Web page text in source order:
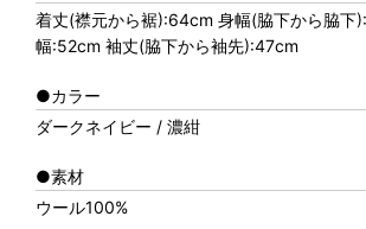
着丈(襟元から裾):64cm 身幅(脇下から脇下
幅:52cm 袖丈(脇下から袖先):47cm
●カラー
ダークネイビー / 濃紺
●素材
ウール100%